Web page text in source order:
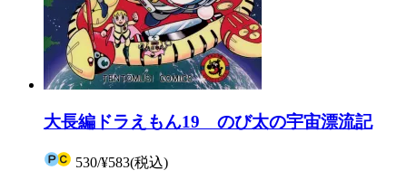
大長編ドラえもん19 のび太の宇宙漂流記
530/¥583(税込)